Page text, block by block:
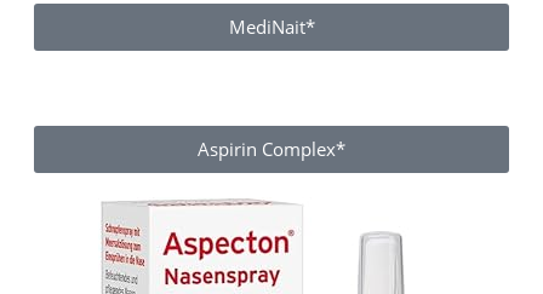
MediNait*
Aspirin Complex*